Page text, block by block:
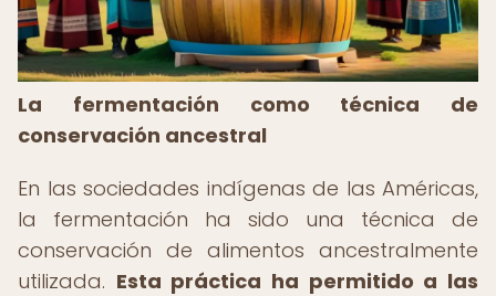
La fermentación como técnica de
conservación ancestral
En las sociedades indígenas de las Américas,
la fermentación ha sido una técnica de
conservación de alimentos ancestralmente
utilizada. Esta práctica ha permitido a las